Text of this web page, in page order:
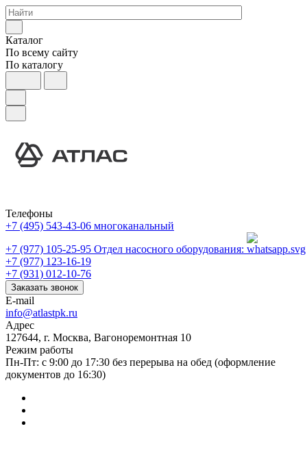
Каталог
По всему сайту
По каталогу
Телефоны
+7 (495) 543-43-06 многоканальный
+7 (977) 105-25-95 Отдел насосного оборудования:
+7 (977) 123-16-19
+7 (931) 012-10-76
Заказать звонок
E-mail
info@atlastpk.ru
Адрес
127644, г. Москва, Вагоноремонтная 10
Режим работы
Пн-Пт: с 9:00 до 17:30 без перерыва на обед (оформление
документов до 16:30)